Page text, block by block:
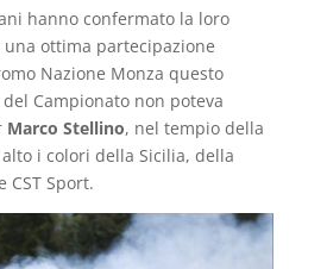
hanno confermato la loro
una ottima partecipazione
Nazione Monza questo
del Campionato non poteva
Marco Stellino, nel tempio della
i colori della Sicilia, della
CST Sport.